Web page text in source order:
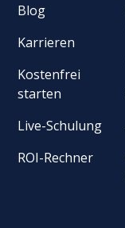
Blog
Karrieren
Kostenfrei
starten
Live-Schulung
ROI-Rechner